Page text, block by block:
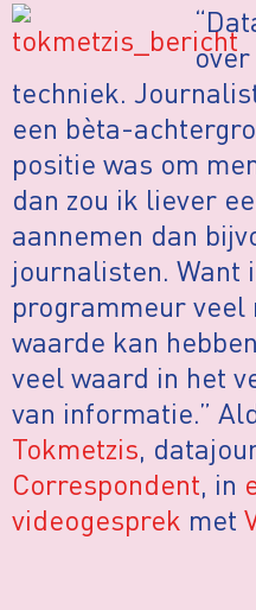
over
techniek.
een bèta-
positie was om
dan zou ik liever
aannemen dan
journalisten. Want
programmeur veel
waarde kan
veel waard in het
van informatie.”
Tokmetzis,
Correspondent, in
videogesprek met